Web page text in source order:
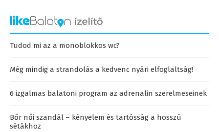
Tudod mi az a monoblokkos wc?
Még mindig a strandolás a kedvenc nyári elfoglaltság!
6 izgalmas balatoni program az adrenalin szerelmeseinek
Bőr női szandál – kényelem és tartósság a hosszú
sétákhoz